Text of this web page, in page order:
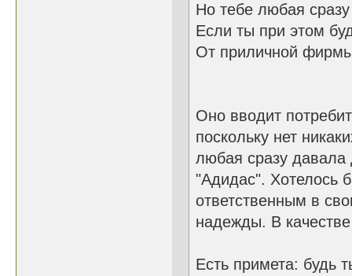
Но тебе любая сразу
Если ты при этом
От приличной
Оно вводит
поскольку нет
любая сразу
"Адидас". Хотелось
ответственным в
надежды. В
Есть примета: будь